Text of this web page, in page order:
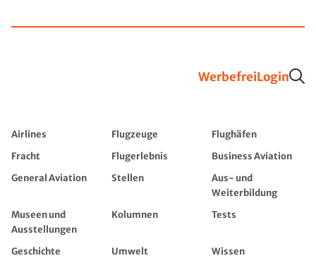
WerbefreiLogin
Airlines Flugzeuge
Flughäfen
Fracht
Flugerlebnis
Business Aviation
General Aviation
Stellen
Aus- und
Weiterbildung
Museen und
Ausstellungen
Kolumnen Tests
Geschichte Umwelt
Wissen